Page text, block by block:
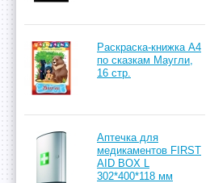
Раскраска-книжка А4
по сказкам Маугли,
16 стр.
Аптечка для
медикаментов FIRST
AID BOX L
302*400*118 мм